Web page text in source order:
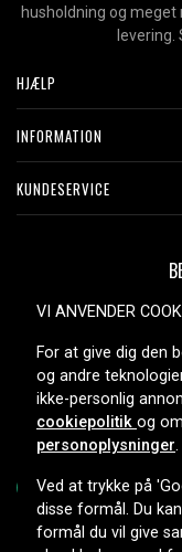
husholdning og
levering.
HJÆLP
INFORMATION
KUNDESERVICE
VI ANVENDER
For at give dig den
og andre
ikke-personlig
cookiepolitik og
personoplysninger.
Ved at trykke på
disse formål. Du
formål du vil give